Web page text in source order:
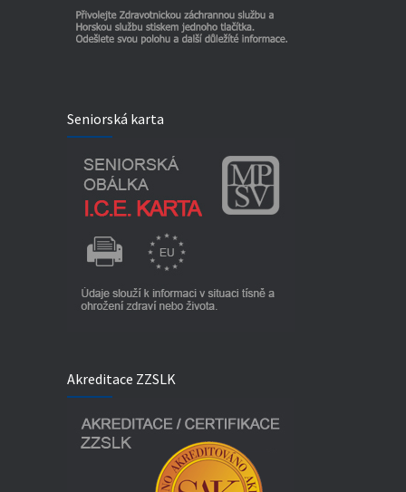
Seniorská karta
Akreditace ZZSLK